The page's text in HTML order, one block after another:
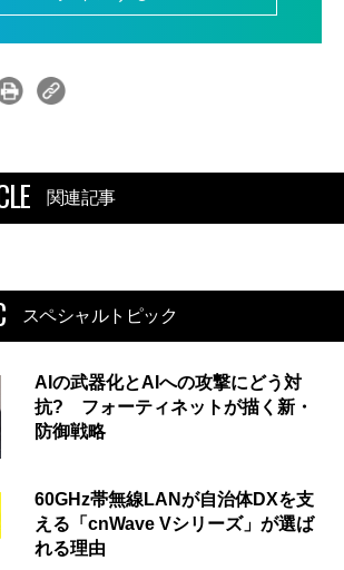
関連記事
スペシャルトピック
AIの武器化とAIへの攻撃にどう対
抗? フォーティネットが描く新・
防御戦略
60GHz帯無線LANが自治体DXを支
える「cnWave Vシリーズ」が選ば
れる理由